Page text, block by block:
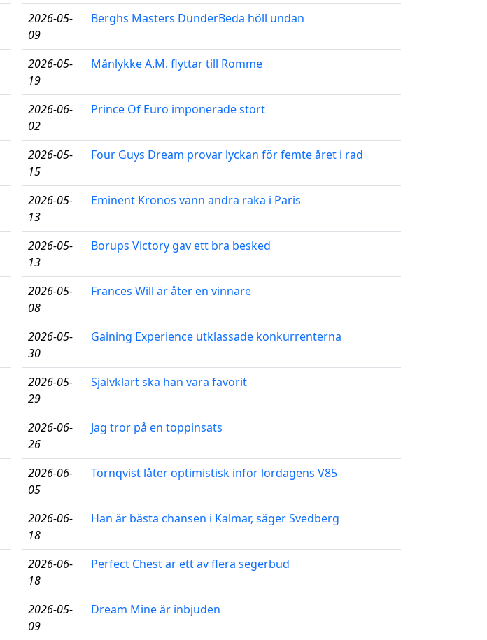
2026-05-
09
Berghs Masters DunderBeda höll undan
2026-05-
19
Månlykke A.M. flyttar till Romme
2026-06-
02
Prince Of Euro imponerade stort
2026-05-
15
Four Guys Dream provar lyckan för femte året i rad
2026-05-
13
Eminent Kronos vann andra raka i Paris
2026-05-
13
Borups Victory gav ett bra besked
2026-05-
08
Frances Will är åter en vinnare
2026-05-
30
Gaining Experience utklassade konkurrenterna
2026-05-
29
Självklart ska han vara favorit
2026-06-
26
Jag tror på en toppinsats
2026-06-
05
Törnqvist låter optimistisk inför lördagens V85
2026-06-
18
Han är bästa chansen i Kalmar, säger Svedberg
2026-06-
18
Perfect Chest är ett av flera segerbud
2026-05-
09
Dream Mine är inbjuden